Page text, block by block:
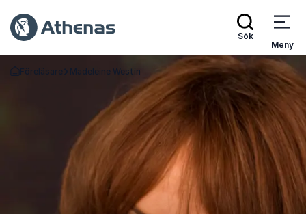
Sök
Meny
Gå tillbaka till startsidan
Föreläsare Madeleine Westin